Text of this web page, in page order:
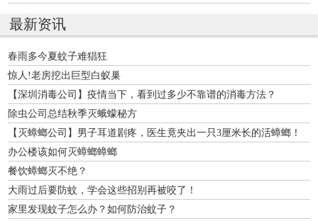
最新资讯
春雨多今夏蚊子难猖狂
惊人!老房挖出巨型白蚁巢
【深圳消毒公司】疫情当下，看到过多少不靠谱的消毒方法？
除虫公司总结秋季灭蛾蠓秘方
【灭蟑螂公司】男子耳道剧疼，医生竟夹出一只3厘米长的活蟑螂！
办公楼该如何灭蟑螂蟑螂
餐饮蟑螂灭不绝？
大雨过后要防蚊，学会这些招别再被咬了！
家里发现蚊子怎么办？如何防治蚊子？